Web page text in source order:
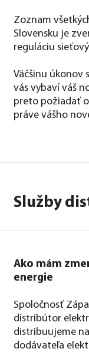
Zoznam
Slovensku je
reguláciu
Väčšinu úkonov
vás vybaví váš
preto požiadať
práve vášho
Služby
Ako mám
energie
Spoločnosť
distribútor
distribuujeme
dodávateľa